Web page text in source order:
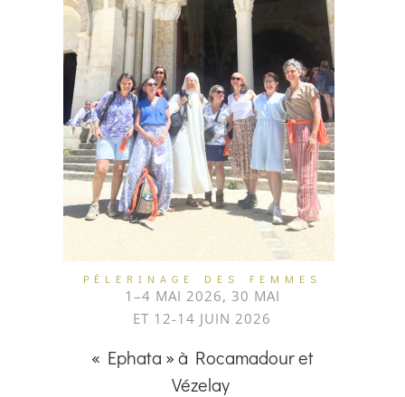
PÈLERINAGE DES FEMMES
1–4 MAI 2026, 30 MAI
ET 12-14 JUIN 2026
« Ephata » à Rocamadour et
Vézelay